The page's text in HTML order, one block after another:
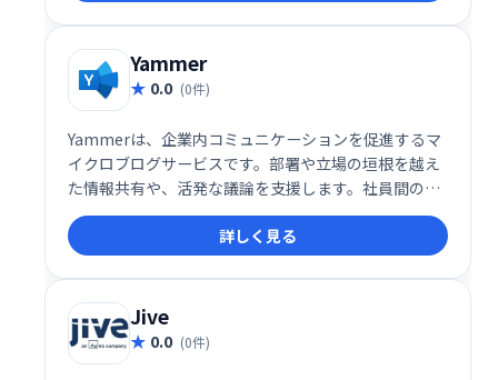
Yammer
0.0 (0件)
Yammerは、企業内コミュニケーションを促進するマ
イクロブログサービスです。部署や立場の垣根を越え
た情報共有や、活発な議論を支援します。社員間の連
携強化、迅速な意思決定、社内ナレッジの蓄積に貢献
します。 Yammerを活用し、組織全体のエンゲージメ
ントを高めましょう。
詳しく見る
Jive
0.0 (0件)